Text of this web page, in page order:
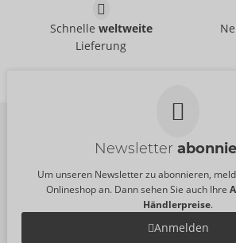
50079330000
49,95 €
3Dx
Schnelle weltweite
Lieferung
Newsletter
Um unseren Newsletter zu abonnieren,
Onlineshop an. Dann sehen Sie auch Ihre
Händlerpreise.
Anmelden